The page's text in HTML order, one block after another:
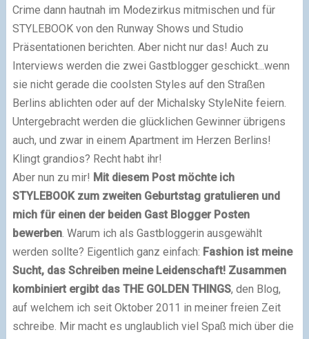
Crime dann hautnah im Modezirkus mitmischen und für
STYLEBOOK von den Runway Shows und Studio
Präsentationen berichten. Aber nicht nur das! Auch zu
Interviews werden die zwei Gastblogger geschickt...wenn
sie nicht gerade die coolsten Styles auf den Straßen
Berlins ablichten oder auf der Michalsky StyleNite feiern.
Untergebracht werden die glücklichen Gewinner übrigens
auch, und zwar in einem Apartment im Herzen Berlins!
Klingt grandios? Recht habt ihr!
Aber nun zu mir! Mit diesem Post möchte ich
STYLEBOOK zum zweiten Geburtstag gratulieren und
mich für einen der beiden Gast Blogger Posten
bewerben. Warum ich als Gastbloggerin ausgewählt
werden sollte? Eigentlich ganz einfach: Fashion ist meine
Sucht, das Schreiben meine Leidenschaft! Zusammen
kombiniert ergibt das THE GOLDEN THINGS, den Blog,
auf welchem ich seit Oktober 2011 in meiner freien Zeit
schreibe. Mir macht es unglaublich viel Spaß mich über die